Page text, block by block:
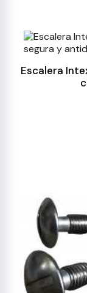
Escalera